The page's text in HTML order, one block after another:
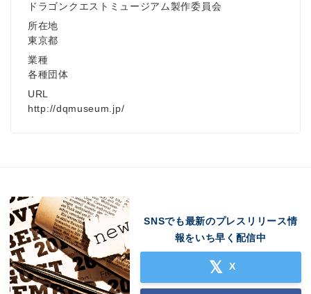
ドラゴンクエストミュージアム製作委員会
所在地
東京都
業種
各種団体
URL
http://dqmuseum.jp/
SNSでも最新のプレスリリース情
報をいち早く配信中
X